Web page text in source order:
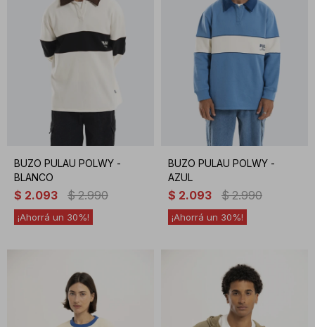
BUZO PULAU POLWY -
BLANCO
$ 2.093 $ 2.990
30
BUZO PULAU POLWY -
AZUL
$ 2.093 $ 2.990
30